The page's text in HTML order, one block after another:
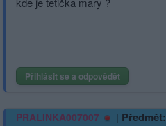
Přihlásit se a odpovědět
PRALINKA007007 | Předmět: